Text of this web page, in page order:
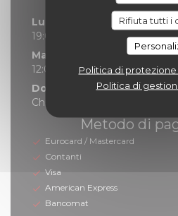
Rifiuta tutti i
Politica di
Politica di
Lunedi
19:00 - 21:30
Mar
12:00 - 14:00 • 19:00 - 21:30
Domenica
Chiuso
Metodo di
Eurocard / Mastercard
Contanti
Visa
American Express
Bancomat